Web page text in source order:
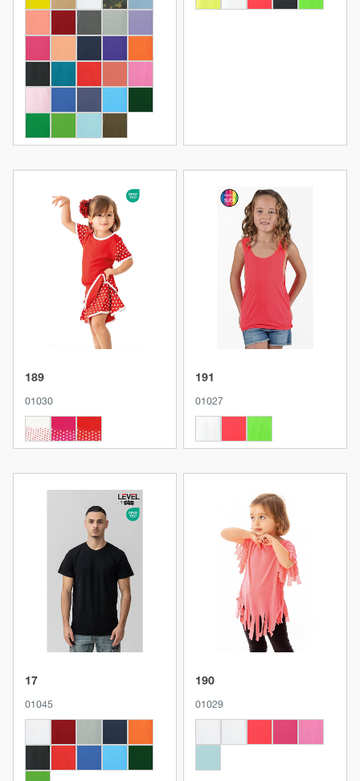
Produkt anzeigen
189
01030
Produkt anzeigen
191
01027
Produkt anzeigen
17
01045
Produkt anzeigen
190
01029